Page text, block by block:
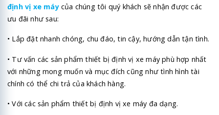
định vị xe máycủa chúng tôi quý khách sẽ nhận được các
ưu đãi như sau:
• Lắp đặt nhanh chóng, chu đáo, tin cậy, hướng dẫn tận tình.
• Tư vấn các sản phẩm thiết bị định vị xe máy phù hợp nhất
với những mong muốn và mục đích cũng như tình hình tài
chính có thể chi trả của khách hàng.
• Với các sản phẩm thiết bị định vị xe máy đa dạng.